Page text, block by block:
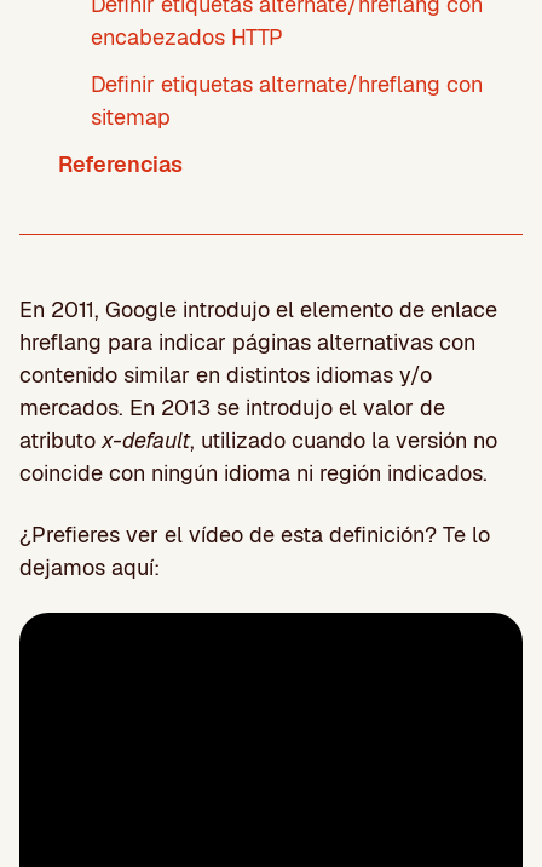
encabezados HTTP
Definir etiquetas alternate/hreflang con
sitemap
Referencias
En 2011, Google introdujo el elemento de enlace
hreflang para indicar páginas alternativas con
contenido similar en distintos idiomas y/o
mercados. En 2013 se introdujo el valor de
atributox-default, utilizado cuando la versión no
coincide con ningún idioma ni región indicados.
¿Prefieres ver el vídeo de esta definición? Te lo
dejamos aquí: